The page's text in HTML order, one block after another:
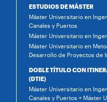
ESTUDIOS DE MÁSTER
Máster Universitario en
Canales y Puertos
Máster Universitario en
Máster Universitario en
Desarrollo de Proyectos de
DOBLE TÍTULO CON
(DTIE)
Máster Universitario en
Canales y Puertos + Máster